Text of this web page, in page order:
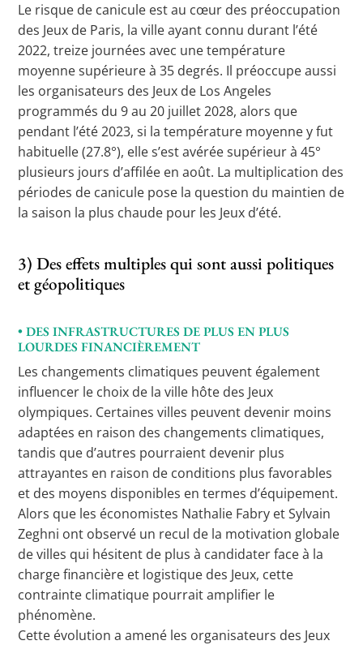
Le risque de canicule est au cœur des préoccupation
des Jeux de Paris, la ville ayant connu durant l’été
2022, treize journées avec une température
moyenne supérieure à 35 degrés. Il préoccupe aussi
les organisateurs des Jeux de Los Angeles
programmés du 9 au 20 juillet 2028, alors que
pendant l’été 2023, si la température moyenne y fut
habituelle (27.8°), elle s’est avérée supérieur à 45°
plusieurs jours d’affilée en août. La multiplication des
périodes de canicule pose la question du maintien de
la saison la plus chaude pour les Jeux d’été.
3) Des effets multiples qui sont aussi politiques
et géopolitiques
• DES INFRASTRUCTURES DE PLUS EN PLUS
LOURDES FINANCIÈREMENT
Les changements climatiques peuvent également
influencer le choix de la ville hôte des Jeux
olympiques. Certaines villes peuvent devenir moins
adaptées en raison des changements climatiques,
tandis que d’autres pourraient devenir plus
attrayantes en raison de conditions plus favorables
et des moyens disponibles en termes d’équipement.
Alors que les économistes Nathalie Fabry et Sylvain
Zeghni ont observé un recul de la motivation globale
de villes qui hésitent de plus à candidater face à la
charge financière et logistique des Jeux, cette
contrainte climatique pourrait amplifier le
phénomène.
Cette évolution a amené les organisateurs des Jeux